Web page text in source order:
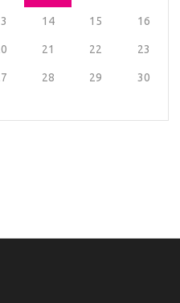
14 15 16
21 22 23
28 29 30